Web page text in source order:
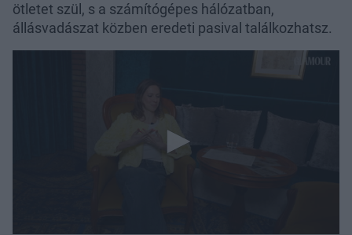
ötletet szül, s a számítógépes hálózatban,
állásvadászat közben eredeti pasival találkozhatsz.